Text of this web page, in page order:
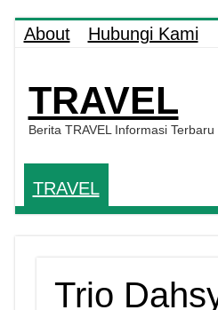
About Hubungi Kami
TRAVEL
Berita TRAVEL Informasi Terbaru
TRAVEL
Trio